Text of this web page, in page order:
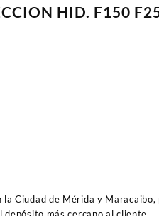
HID. F150
la Ciudad de Mérida y Maracaibo,